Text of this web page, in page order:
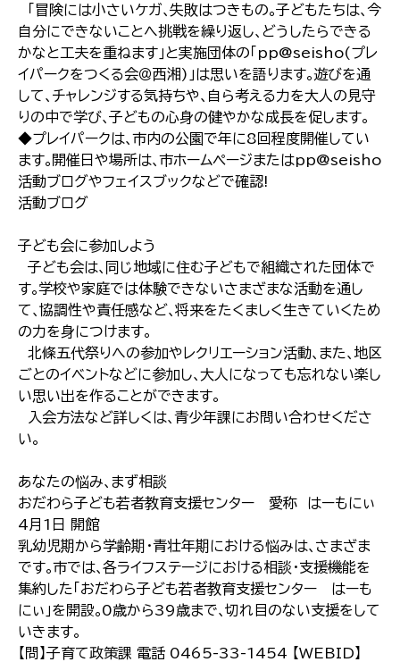
｢冒険には小さいケガ､失敗はつきもの｡子どもたちは､今
自分にできないことへ挑戦を繰り返し､どうしたらできる
かなと工夫を重ねます｣と実施団体の｢pp@seisho(プレ
イパークをつくる会＠西湘)｣は思いを語ります｡遊びを通
して､チャレンジする気持ちや､自ら考える力を大人の見守
りの中で学び､子どもの心身の健やかな成長を促します｡
◆プレイパークは､市内の公園で年に8回程度開催してい
ます｡開催日や場所は､市ホームページまたはpp@seisho
活動ブログやフェイスブックなどで確認!
活動ブログ
子ども会に参加しよう
子ども会は､同じ地域に住む子どもで組織された団体で
す｡学校や家庭では体験できないさまざまな活動を通し
て､協調性や責任感など､将来をたくましく生きていくため
の力を身につけます｡
北條五代祭りへの参加やレクリエーション活動､また､地区
ごとのイベントなどに参加し､大人になっても忘れない楽し
い思い出を作ることができます｡
入会方法など詳しくは､青少年課にお問い合わせくださ
い｡
あなたの悩み､まず相談
おだわら子ども若者教育支援センター 愛称 はーもにぃ
4月1日 開館
乳幼児期から学齢期･青壮年期における悩みは､さまざま
です｡市では､各ライフステージにおける相談･支援機能を
集約した｢おだわら子ども若者教育支援センター はーも
にぃ｣を開設｡0歳から39歳まで､切れ目のない支援をして
いきます｡
【問】子育て政策課 電話 0465-33-1454 【WEBID】